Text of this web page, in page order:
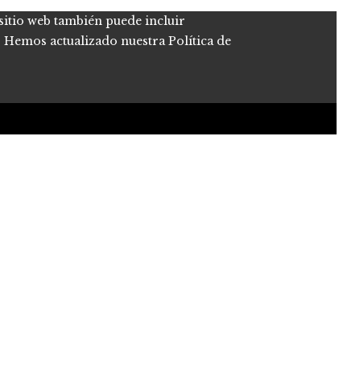
web también puede incluir
actualizado nuestra Política de